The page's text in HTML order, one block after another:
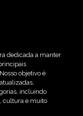
dedicada a manter
objetivo é
incluindo
cultura e muito